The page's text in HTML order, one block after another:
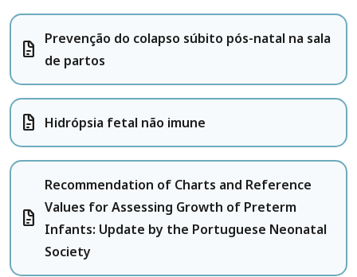
docs
Prevenção do colapso súbito pós-natal na sala
de partos
docs Hidrópsia fetal não imune
docs
Recommendation of Charts and Reference
Values for Assessing Growth of Preterm
Infants: Update by the Portuguese Neonatal
Society